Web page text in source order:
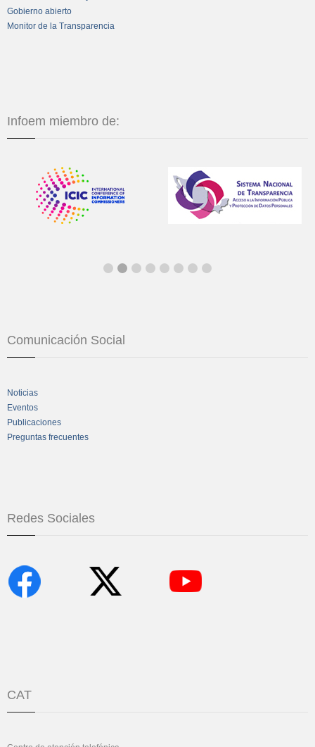
Gobierno abierto
Monitor de la Transparencia
Infoem miembro de:
Comunicación Social
Noticias
Eventos
Publicaciones
Preguntas frecuentes
Redes Sociales
CAT